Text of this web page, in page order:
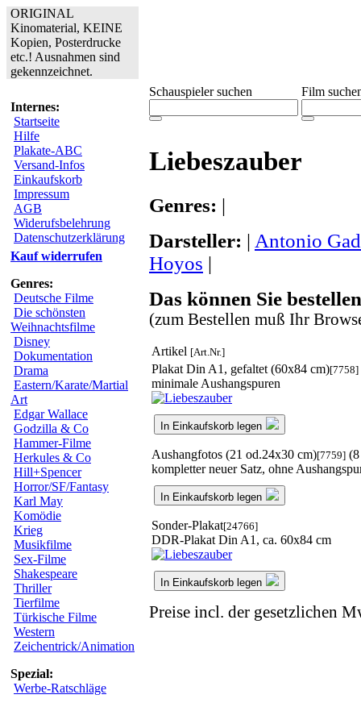
ORIGINAL
Kinomaterial, KEINE
Kopien, Posterdrucke
etc.! Ausnahmen sind
gekennzeichnet.
Internes:
Startseite
Hilfe
Plakate-ABC
Versand-Infos
Einkaufskorb
Impressum
AGB
Widerufsbelehrung
Datenschutzerklärung
Kauf widerrufen
Genres:
Deutsche Filme
Die schönsten
Weihnachtsfilme
Disney
Dokumentation
Drama
Eastern/Karate/Martial
Art
Edgar Wallace
Godzilla & Co
Hammer-Filme
Herkules & Co
Hill+Spencer
Horror/SF/Fantasy
Karl May
Komödie
Krieg
Musikfilme
Sex-Filme
Shakespeare
Thriller
Tierfilme
Türkische Filme
Western
Zeichentrick/Animation
Spezial:
Werbe-Ratschläge
Schauspieler suchen Film
Liebeszauber
Genres: |
Darsteller: | Antonio
Hoyos |
Das können Sie
(zum Bestellen muß Ihr
Artikel [Art.Nr.]
Plakat Din A1, gefaltet (60x84 cm)[7758]
minimale Aushangspuren
In Einkaufskorb legen
Aushangfotos (21 od.24x30 cm)[7759]
kompletter neuer Satz, ohne
In Einkaufskorb legen
Sonder-Plakat[24766]
DDR-Plakat Din A1, ca. 60x84 cm
In Einkaufskorb legen
Preise incl. der gesetzlichen